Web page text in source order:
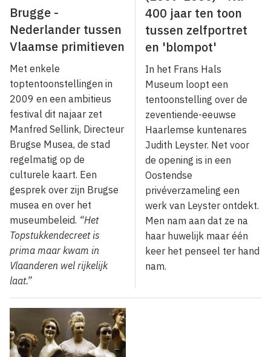
Brugge -
Nederlander tussen
Vlaamse primitieven
Met enkele
toptentoonstellingen in
2009 en een ambitieus
festival dit najaar zet
Manfred Sellink, Directeur
Brugse Musea, de stad
regelmatig op de
culturele kaart. Een
gesprek over zijn Brugse
musea en over het
museumbeleid. “Het
Topstukkendecreet is
prima maar kwam in
Vlaande­ren wel rijkelijk
laat.”
400 jaar ten toon
tussen zelfportret
en 'blompot'
In het Frans Hals
Museum loopt een
tentoonstelling over de
zeventiende-eeuwse
Haarlemse kuntenares
Judith Leyster. Net voor
de opening is in een
Oostendse
privéverzameling een
werk van Leyster ontdekt.
Men nam aan dat ze na
haar huwelijk maar één
keer het penseel ter hand
nam.